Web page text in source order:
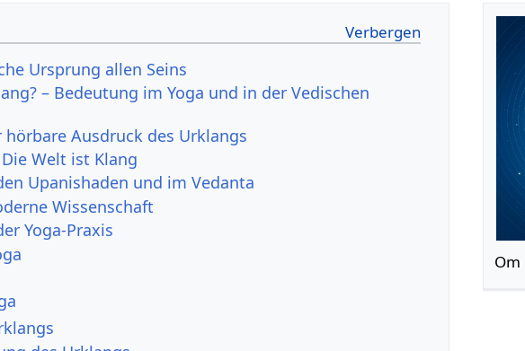
Om
Ursprung allen Seins
– Bedeutung im Yoga und in der Vedischen
hörbare Ausdruck des Urklangs
Welt ist Klang
Upanishaden und im Vedanta
Wissenschaft
Yoga-Praxis